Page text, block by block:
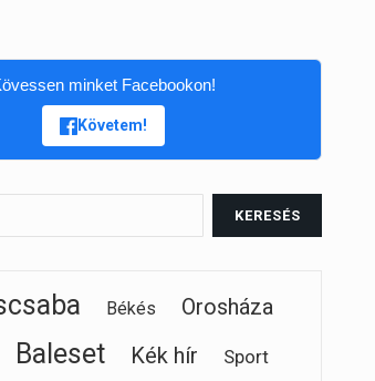
minket Facebookon!
Követem!
Békés
Orosháza
Baleset Kék hír Sport